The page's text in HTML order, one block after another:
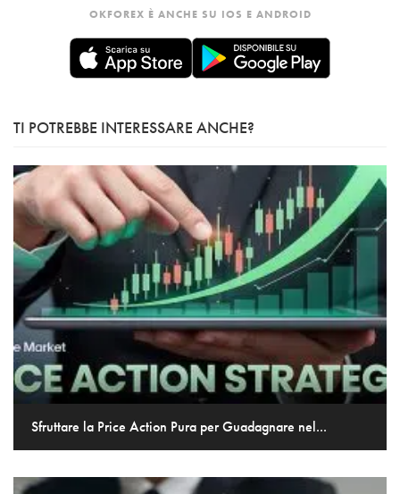
OKFOREX È ANCHE SU IOS E ANDROID
TI POTREBBE INTERESSARE ANCHE?
Sfruttare la Price Action Pura per Guadagnare nel...